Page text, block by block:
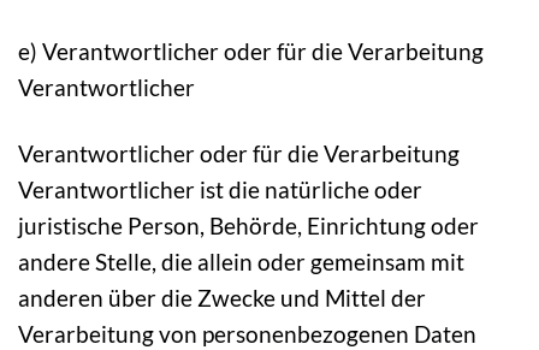
e) Verantwortlicher oder für die Verarbeitung
Verantwortlicher
Verantwortlicher oder für die Verarbeitung
Verantwortlicher ist die natürliche oder
juristische Person, Behörde, Einrichtung oder
andere Stelle, die allein oder gemeinsam mit
anderen über die Zwecke und Mittel der
Verarbeitung von personenbezogenen Daten